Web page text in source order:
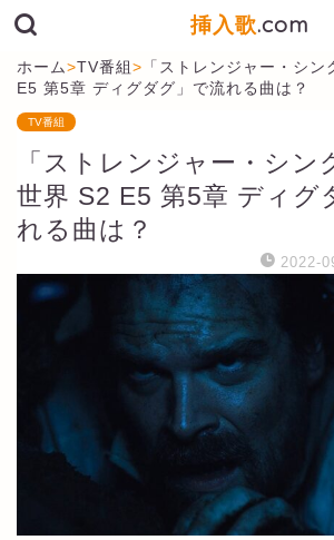
挿入歌.com
ホーム>TV番組> 「ストレンジャー・シ
E5 第5章 ディグダグ」で流れる曲は？
TV番組
「ストレンジャー・シン
世界 S2 E5 第5章 ディグ
れる曲は？
2022-